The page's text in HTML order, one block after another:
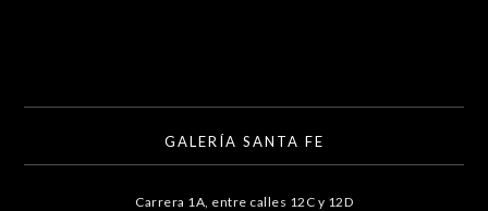
GALERÍA SANTA FE
Carrera 1A, entre calles 12C y 12D